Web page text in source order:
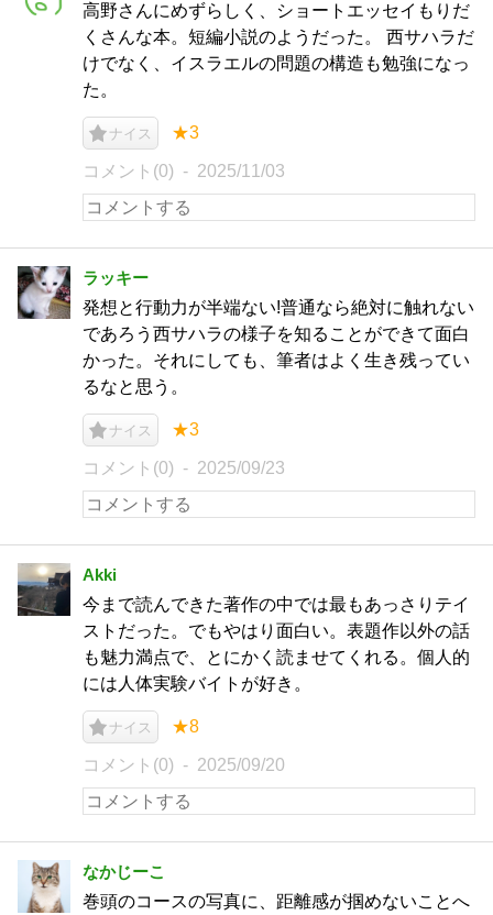
高野さんにめずらしく、ショートエッセイもりだ
くさんな本。短編小説のようだった。 西サハラだ
けでなく、イスラエルの問題の構造も勉強になっ
た。
ナイス ★3
コメント(0) 2025/11/03
ラッキー
発想と行動力が半端ない!普通なら絶対に触れない
であろう西サハラの様子を知ることができて面白
かった。それにしても、筆者はよく生き残ってい
るなと思う。
ナイス ★3
コメント(0) 2025/09/23
Akki
今まで読んできた著作の中では最もあっさりテイ
ストだった。でもやはり面白い。表題作以外の話
も魅力満点で、とにかく読ませてくれる。個人的
には人体実験バイトが好き。
ナイス ★8
コメント(0) 2025/09/20
なかじーこ
巻頭のコースの写真に、距離感が掴めないことへ